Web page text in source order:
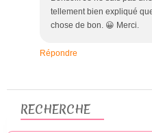
tellement bien expliqué
chose de bon. 😀 Merci.
Répondre
RECHERCHE